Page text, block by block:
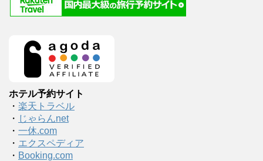
ホテル予約サイト
・ 楽天トラベル
・ じゃらんnet
・ 一休.com
・ エクスペディア
・ Booking.com